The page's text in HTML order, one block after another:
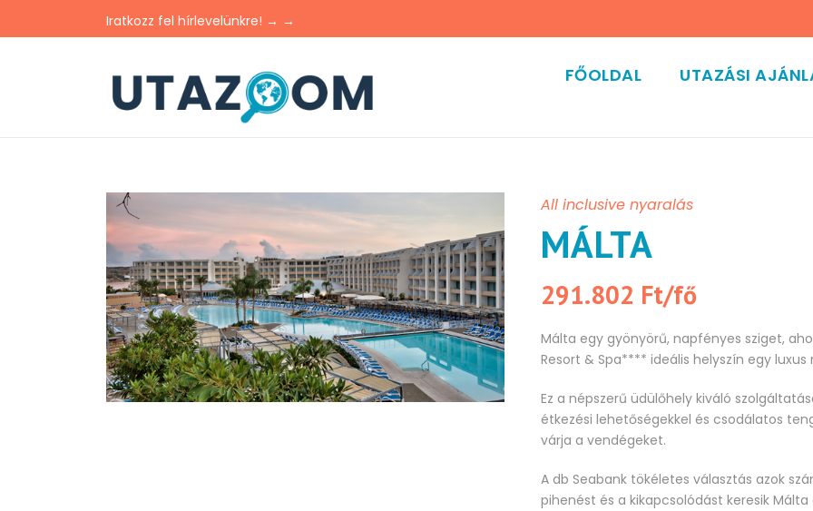
Iratkozz fel hírlevelünkre! → →
FŐOLDAL UTAZÁSI
All inclusive nyaralás
MÁLTA
291.802 Ft/fő
Málta egy gyönyörű, napfényes sziget,
Resort & Spa**** ideális helyszín egy luxus
Ez a népszerű üdülőhely kiváló
étkezési lehetőségekkel és csodálatos
várja a vendégeket.
A db Seabank tökéletes választás azok
pihenést és a kikapcsolódást keresik